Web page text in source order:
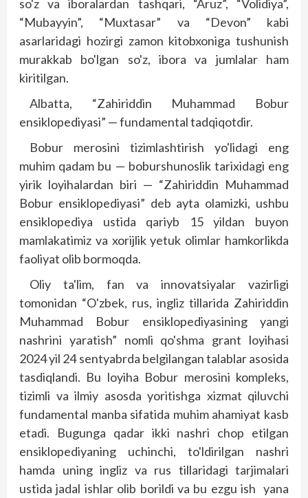
so'z va iboralardan tashqari, “Aruz”, “Volidiya”,
“Mubayyin”, “Muxtasar” va “Devon” kabi
asarlaridagi hozirgi zamon kitobxoniga tushunish
murakkab bo'lgan so'z, ibora va jumlalar ham
kiritilgan.
Albatta, “Zahiriddin Muhammad Bobur
ensiklopediyasi” — fundamental tadqiqotdir.
Bobur merosini tizimlashtirish yo'lidagi eng
muhim qadam bu — boburshunoslik tarixidagi eng
yirik loyihalardan biri — “Zahiriddin Muhammad
Bobur ensiklopediyasi” deb ayta olamizki, ushbu
ensiklopediya ustida qariyb 15 yildan buyon
mamlakatimiz va xorijlik yetuk olimlar hamkorlikda
faoliyat olib bormoqda.
Oliy ta'lim, fan va innovatsiyalar vazirligi
tomonidan “O'zbek, rus, ingliz tillarida Zahiriddin
Muhammad Bobur ensiklopediyasining yangi
nashrini yaratish” nomli qo'shma grant loyihasi
2024 yil 24 sentyabrda belgilangan talablar asosida
tasdiqlandi. Bu loyiha Bobur merosini kompleks,
tizimli va ilmiy asosda yoritishga xizmat qiluvchi
fundamental manba sifatida muhim ahamiyat kasb
etadi. Bugunga qadar ikki nashri chop etilgan
ensiklopediyaning uchinchi, to'ldirilgan nashri
hamda uning ingliz va rus tillaridagi tarjimalari
ustida jadal ishlar olib borildi va bu ezgu ish yana